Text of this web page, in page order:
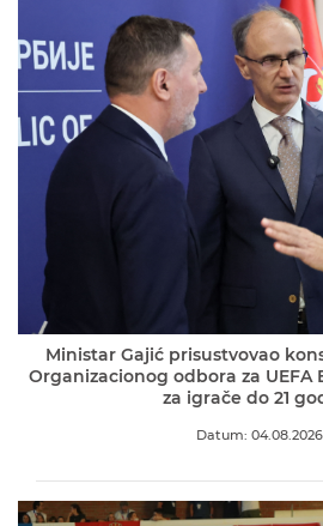
Ministar Gajić prisustvovao
Organizacionog odbora za UEFA
za igrače do 21
Datum: 04.08.2026